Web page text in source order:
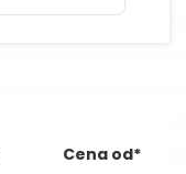
Cena od*